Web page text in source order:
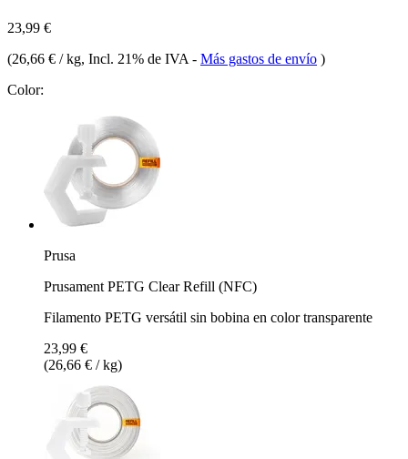
23,99 €
(26,66 € / kg, Incl. 21% de IVA - Más gastos de envío )
Color:
Prusa
Prusament PETG Clear Refill (NFC)
Filamento PETG versátil sin bobina en color transparente
23,99 €
(26,66 € / kg)